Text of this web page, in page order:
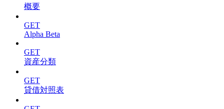
概要
GET
Alpha Beta
GET
資産分類
GET
貸借対照表